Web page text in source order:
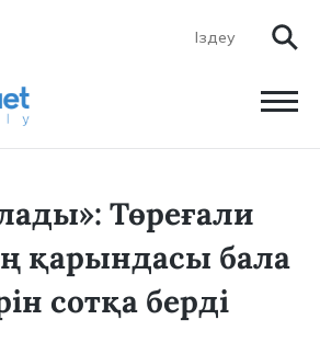
Төреғали
қарындасы бала
сотқа берді